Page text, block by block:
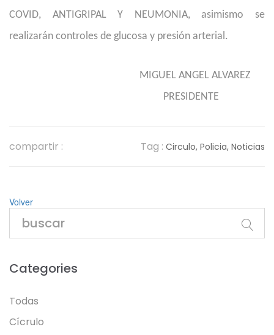
COVID, ANTIGRIPAL Y NEUMONIA, asimismo se
realizarán controles de glucosa y presión arterial.
MIGUEL ANGEL ALVAREZ
PRESIDENTE
compartir : Tag : Circulo, Policia, Noticias
Volver
Categories
Todas
Cícrulo